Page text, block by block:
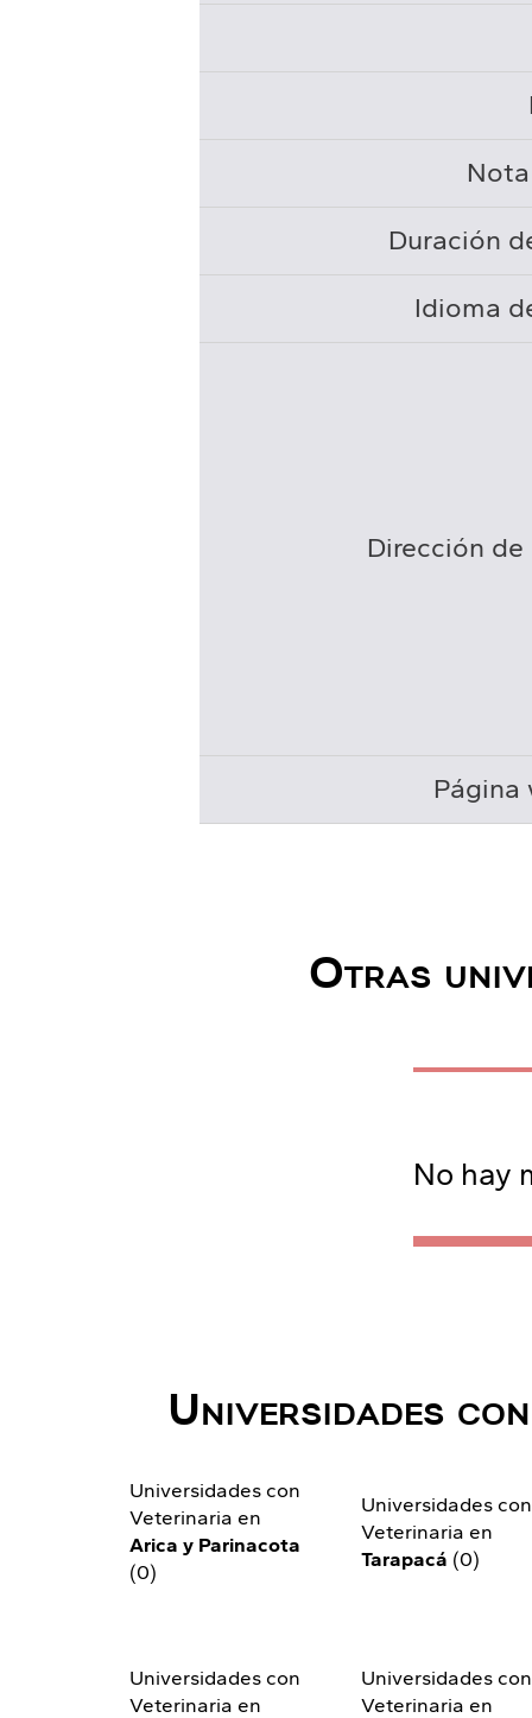
Duración
Idioma
Dirección
Página
Otras
No hay
Universidades
Universidades con
Veterinaria en
Arica y Parinacota
(0)
Universidades con
Veterinaria en
Tarapacá (0)
Universidades con
Veterinaria en
Universidades con
Veterinaria en